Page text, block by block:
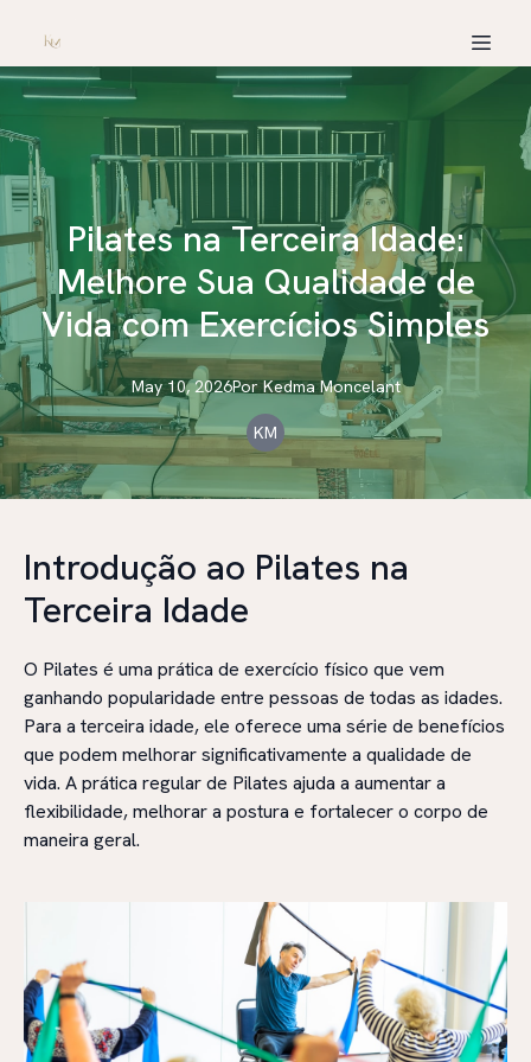
Pilates na Terceira Idade:
Melhore Sua Qualidade de
Vida com Exercícios Simples
May 10, 2026Por Kedma Moncelant
KM
Introdução ao Pilates na
Terceira Idade
O Pilates é uma prática de exercício físico que vem
ganhando popularidade entre pessoas de todas as idades.
Para a terceira idade, ele oferece uma série de benefícios
que podem melhorar significativamente a qualidade de
vida. A prática regular de Pilates ajuda a aumentar a
flexibilidade, melhorar a postura e fortalecer o corpo de
maneira geral.